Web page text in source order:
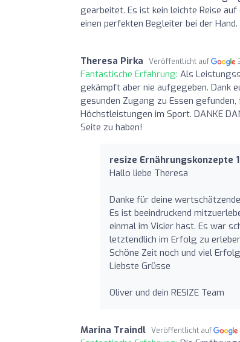
gearbeitet. Es ist kein leichte Reise
einen perfekten Begleiter bei der
Theresa Pirka Veröffentlicht auf
Fantastische Erfahrung: Als
gekämpft aber nie aufgegeben. Dank
gesunden Zugang zu Essen
Höchstleistungen im Sport. DANKE
Seite zu haben!
resize Ernährungskonzepte
Hallo liebe Theresa
Danke für deine
Es ist beeindruckend
einmal im Visier hast. Es war
letztendlich im Erfolg zu
Schöne Zeit noch und viel
Liebste Grüsse
Oliver und dein RESIZE Team
Marina Traindl Veröffentlicht auf